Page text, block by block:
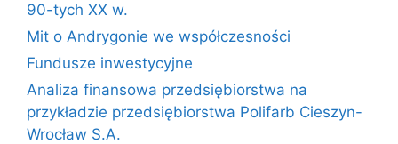
90-tych XX w.
Mit o Andrygonie we współczesności
Fundusze inwestycyjne
Analiza finansowa przedsiębiorstwa na
przykładzie przedsiębiorstwa Polifarb Cieszyn-
Wrocław S.A.